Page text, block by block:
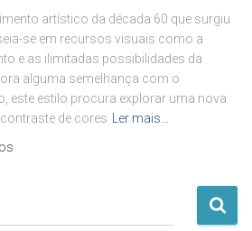
artístico da década 60 que surgiu
se em recursos visuais como a
e as ilimitadas possibilidades da
alguma semelhança com o
este estilo procura explorar uma nova
de cores
Ler mais…